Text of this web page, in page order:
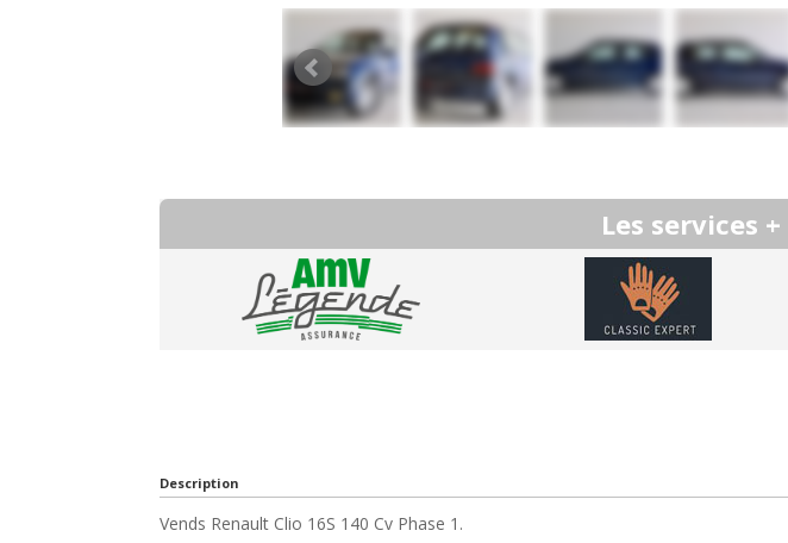
Les services +
Description
Vends Renault Clio 16S 140 Cv Phase 1.